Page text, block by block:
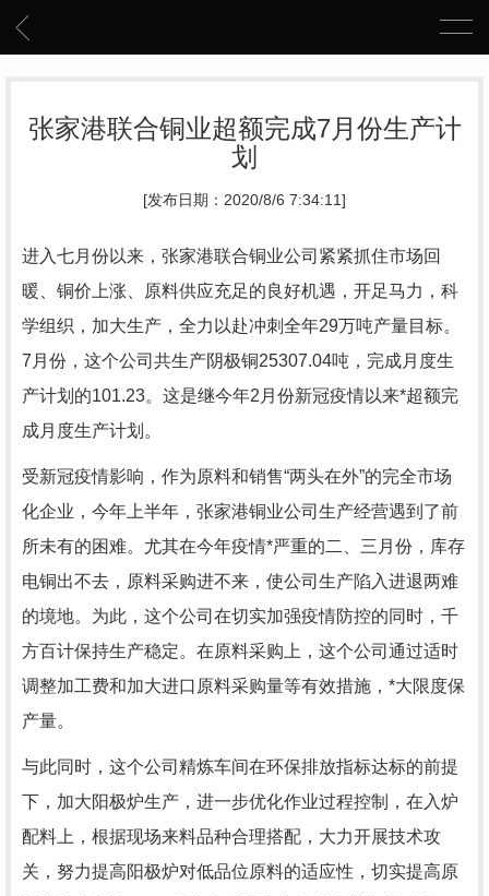
张家港联合铜业超额完成7月份生产计
划
[发布日期：2020/8/6 7:34:11]
进入七月份以来，张家港联合铜业公司紧紧抓住市场回
暖、铜价上涨、原料供应充足的良好机遇，开足马力，科
学组织，加大生产，全力以赴冲刺全年29万吨产量目标。
7月份，这个公司共生产阴极铜25307.04吨，完成月度生
产计划的101.23。这是继今年2月份新冠疫情以来*超额完
成月度生产计划。
受新冠疫情影响，作为原料和销售“两头在外”的完全市场
化企业，今年上半年，张家港铜业公司生产经营遇到了前
所未有的困难。尤其在今年疫情*严重的二、三月份，库存
电铜出不去，原料采购进不来，使公司生产陷入进退两难
的境地。为此，这个公司在切实加强疫情防控的同时，千
方百计保持生产稳定。在原料采购上，这个公司通过适时
调整加工费和加大进口原料采购量等有效措施，*大限度保
产量。
与此同时，这个公司精炼车间在环保排放指标达标的前提
下，加大阳极炉生产，进一步优化作业过程控制，在入炉
配料上，根据现场来料品种合理搭配，大力开展技术攻
关，努力提高阳极炉对低品位原料的适应性，切实提高原